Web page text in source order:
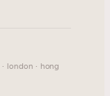
london · hong